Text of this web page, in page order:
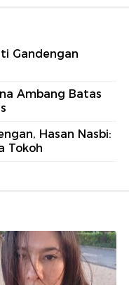
Gandengan
Ambang Batas
Hasan Nasbi:
Tokoh